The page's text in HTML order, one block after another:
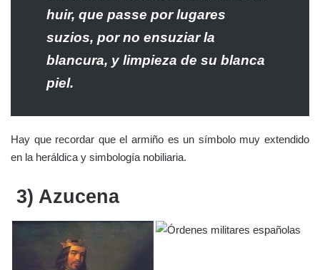
huir, que passe por lugares
suzios, por no ensuziar la
blancura, y limpieza de su blanca
piel.
Hay que recordar que el armiño es un símbolo muy extendido
en la heráldica y simbología nobiliaria.
3) Azucena